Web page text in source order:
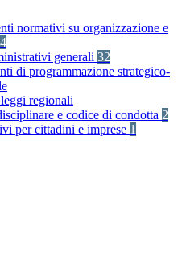
normativi su organizzazione e
generali 32
di programmazione strategico-
regionali
e codice di condotta 2
per cittadini e imprese 1